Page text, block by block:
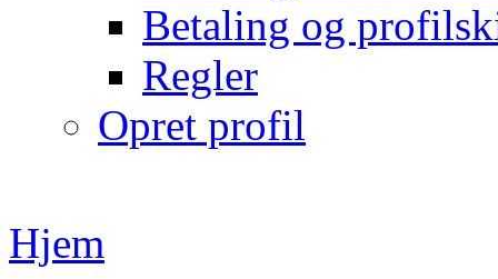
Betaling og
Regler
Opret profil
Hjem